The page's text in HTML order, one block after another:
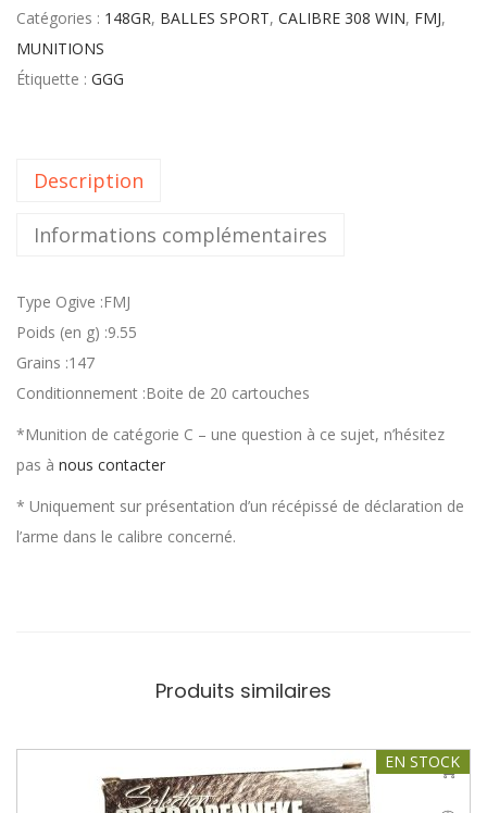
Catégories : 148GR, BALLES SPORT, CALIBRE 308 WIN, FMJ,
MUNITIONS
Étiquette : GGG
Description
Informations complémentaires
Type Ogive :FMJ
Poids (en g) :9.55
Grains :147
Conditionnement :Boite de 20 cartouches
*Munition de catégorie C – une question à ce sujet, n’hésitez
pas à nous contacter
* Uniquement sur présentation d’un récépissé de déclaration de
l’arme dans le calibre concerné.
Produits similaires
EN STOCK